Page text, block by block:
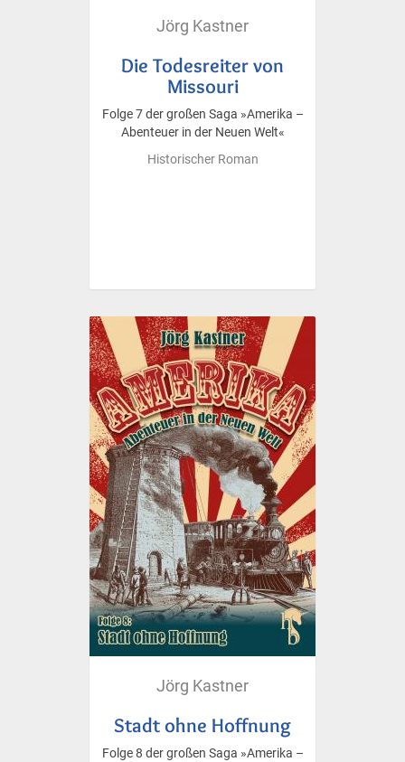
Jörg Kastner
Die Todesreiter von
Missouri
Folge 7 der großen Saga »Amerika –
Abenteuer in der Neuen Welt«
Historischer Roman
Jörg Kastner
Stadt ohne Hoffnung
Folge 8 der großen Saga »Amerika –